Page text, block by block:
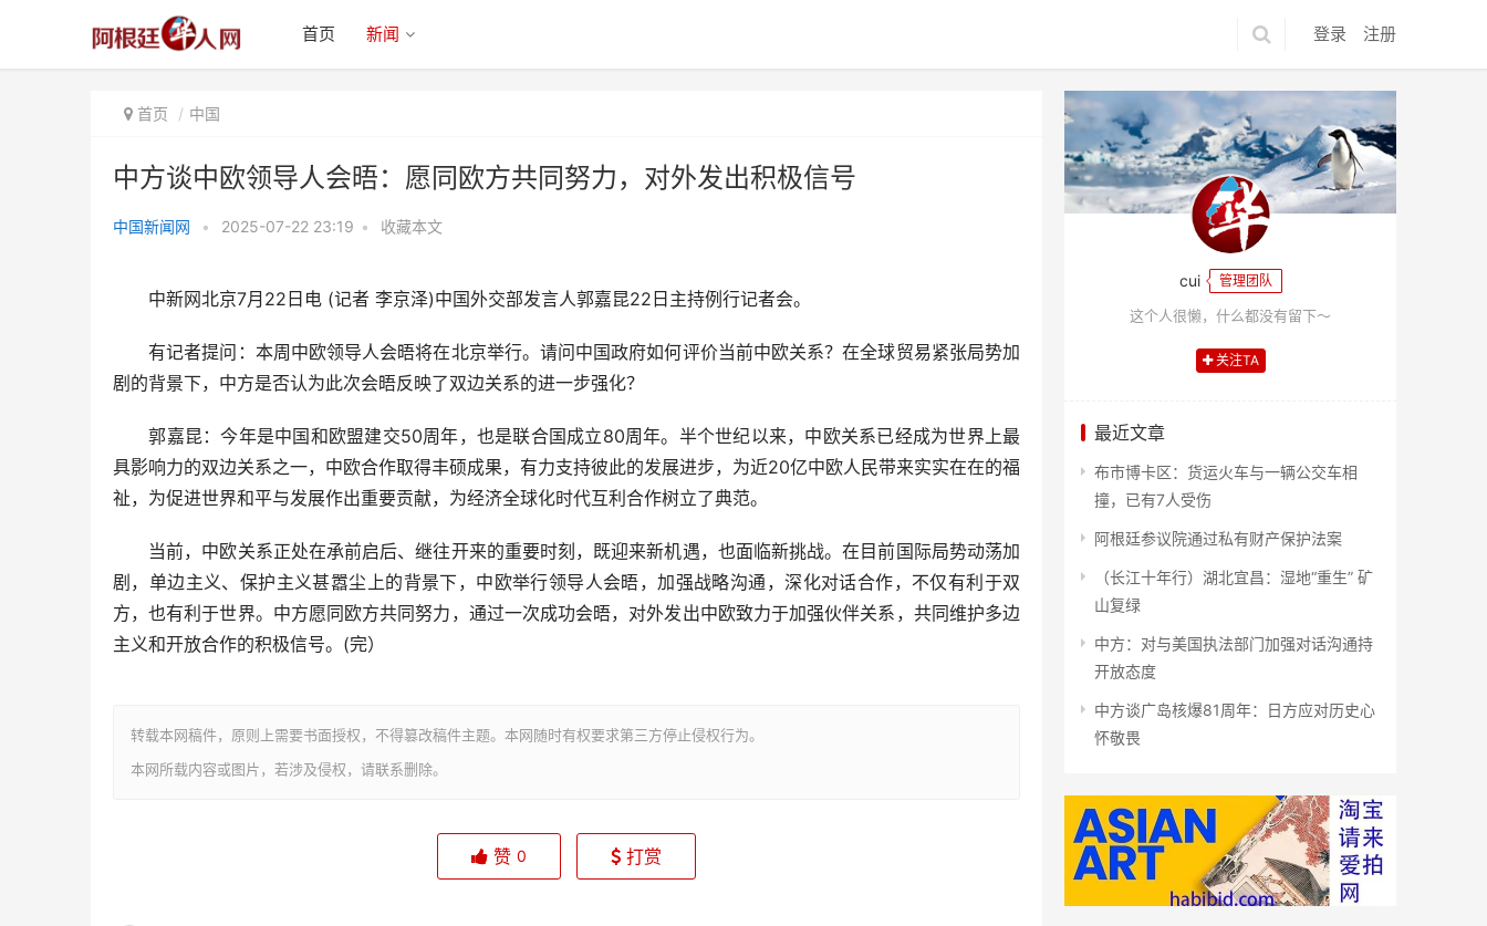
登录 注册
首页 新闻
首页 中国
中方谈中欧领导人会晤：愿同欧方共同努力，对外发出积极信号
中国新闻网 • 2025-07-22 23:19 • 收藏本文
中新网北京7月22日电 (记者 李京泽)中国外交部发言人郭嘉昆22日主持例行记者会。
有记者提问：本周中欧领导人会晤将在北京举行。请问中国政府如何评价当前中欧关系？在全球贸易紧张局势加
剧的背景下，中方是否认为此次会晤反映了双边关系的进一步强化？
郭嘉昆：今年是中国和欧盟建交50周年，也是联合国成立80周年。半个世纪以来，中欧关系已经成为世界上最
具影响力的双边关系之一，中欧合作取得丰硕成果，有力支持彼此的发展进步，为近20亿中欧人民带来实实在在的福
祉，为促进世界和平与发展作出重要贡献，为经济全球化时代互利合作树立了典范。
当前，中欧关系正处在承前启后、继往开来的重要时刻，既迎来新机遇，也面临新挑战。在目前国际局势动荡加
剧，单边主义、保护主义甚嚣尘上的背景下，中欧举行领导人会晤，加强战略沟通，深化对话合作，不仅有利于双
方，也有利于世界。中方愿同欧方共同努力，通过一次成功会晤，对外发出中欧致力于加强伙伴关系，共同维护多边
主义和开放合作的积极信号。(完）
转载本网稿件，原则上需要书面授权，不得篡改稿件主题。本网随时有权要求第三方停止侵权行为。
本网所载内容或图片，若涉及侵权，请联系删除。
共同努力，对外发出积极
赞 0 打赏
cui 管理团队
这个人很懒，什么都没有留下～
关注TA
最近文章
布市博卡区：货运火车与一辆公交车相
撞，已有7人受伤
阿根廷参议院通过私有财产保护法案
（长江十年行）湖北宜昌：湿地“重生” 矿
山复绿
中方：对与美国执法部门加强对话沟通持
开放态度
中方谈广岛核爆81周年：日方应对历史心
怀敬畏